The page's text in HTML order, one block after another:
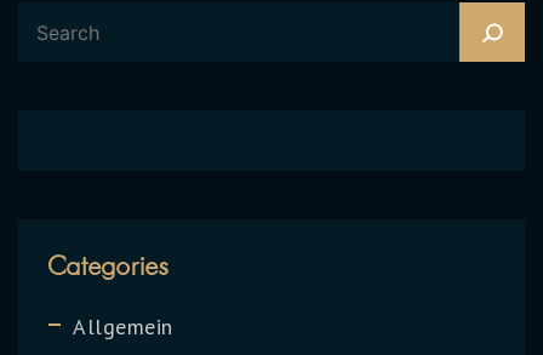
Categories
Allgemein